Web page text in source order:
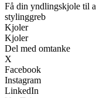
Få din yndlingskjole til
stylinggreb
Kjoler
Kjoler
Del med omtanke
X
Facebook
Instagram
LinkedIn